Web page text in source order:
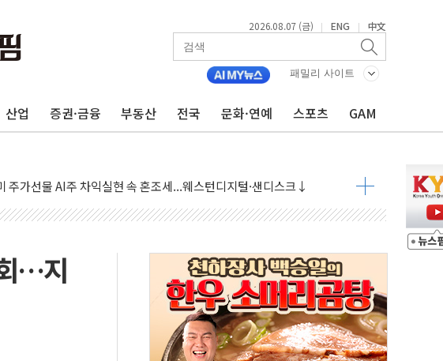
2026.08.07 (금) | ENG | 中文
패밀리 사이트
산업 증권·금융 부동산 전국 문화·연예 스포츠 GAM
적 소화하며 대부분 상승… "2분기 기업 순이익 21% 증가" 전망
, 우크라 드론으로 나토 회원국 공격 검토… 거짓 깃발 작전"
징주...모더나·아이온큐·도어대시↑ VS 샌디스크·피그마·앱러빈↓
익 N% 성과급 반대…상법·자본시장법 개정 논의"
탄도미사일 발사에 긴급 안보 점검회의
美 고용 둔화·호르무즈 재개방 기대에 강세
로 우크라 민간인 '사파리' 공격… 시민들 공포감 극대화 전략
락 속 'DGC' 임시 주총 기대감에 홀로 상한가…마진 잔액은 사상 최고
먼 "금융시장 레버리지 위험수위…숨은 차입이 더 큰 변수"
서 화재 1명 중상…대응 1단계 진압 중
"주 52시간 손봐야, 경쟁상대 中과 비교해야"
…지